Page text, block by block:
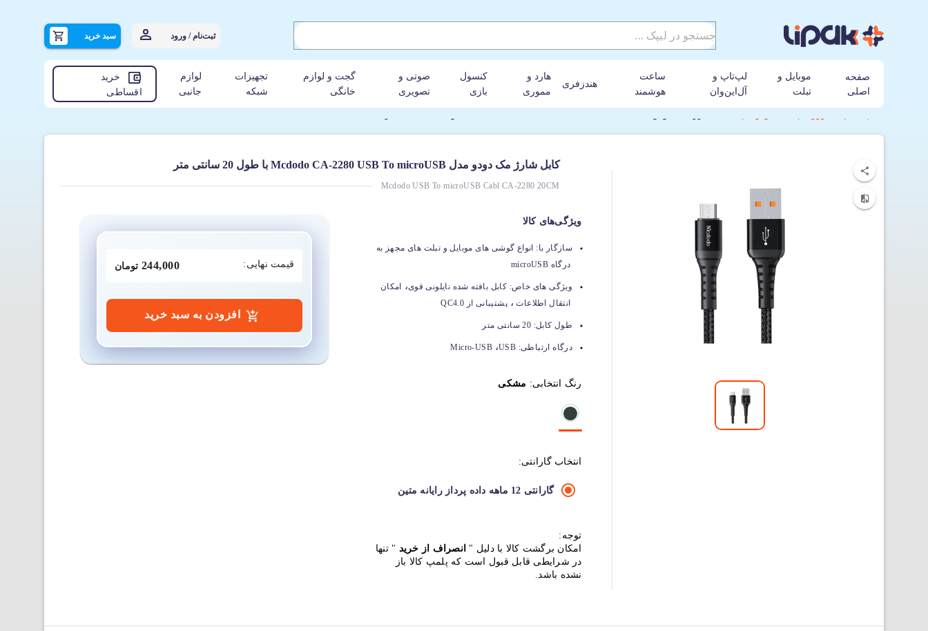
ثبت‌نام / ورود سبد خرید
صفحه
اصلی
موبایل و
تبلت
لپ‌تاپ و
آل‌این‌وان
ساعت
هوشمند
هندزفری
هارد و
مموری
کنسول
بازی
صوتی و
تصویری
گجت و لوازم
خانگی
تجهیزات
شبکه
لوازم
جانبی
خرید
اقساطی
کابل شارژ مک دودو مدل Mcdodo CA-2280 USB To microUSB با طول 20 سانتی متر
Mcdodo USB To microUSB Cabl CA-2280 20CM
ویژگی‌های کالا
سازگار با: انواع گوشی های موبایل و تبلت های مجهز به
درگاه microUSB
ویژگی های خاص: کابل بافته شده نایلونی قوی،
امکان
انتقال اطلاعات ، پشتیبانی از QC4.0
طول کابل: 20 سانتی متر
درگاه ارتباطی: USB، Micro-USB
رنگ انتخابی: مشکی
انتخاب گارانتی:
گارانتی 12 ماهه داده پرداز رایانه متین
توجه:
امکان برگشت کالا با دلیل " انصراف از خرید " تنها
در شرایطی قابل قبول است که پلمپ کالا باز
نشده باشد.
قیمت نهایی: تومان
افزودن به سبد خرید